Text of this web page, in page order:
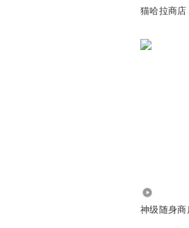
猫哈拉商店
神级随身商